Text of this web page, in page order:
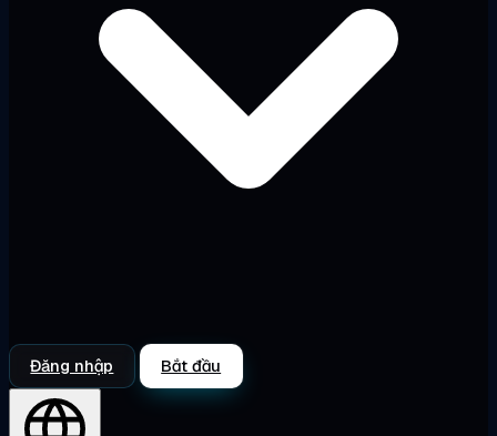
Đăng nhập Bắt đầu